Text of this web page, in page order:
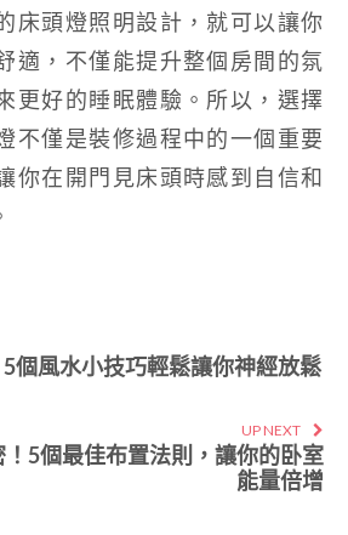
床頭燈照明設計，就可以讓你
適，不僅能提升整個房間的氛
更好的睡眠體驗。所以，選擇
不僅是裝修過程中的一個重要
你在開門見床頭時感到自信和
個風水小技巧輕鬆讓你神經放鬆
UP NEXT
5個最佳布置法則，讓你的卧室
能量倍增